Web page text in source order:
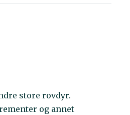
store rovdyr.
og annet